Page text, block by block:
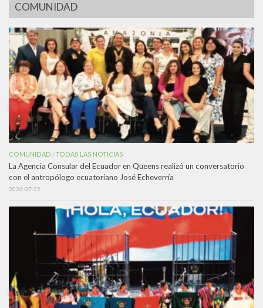
COMUNIDAD
COMUNIDAD /TODAS LAS NOTICIAS
La Agencia Consular del Ecuador en Queens realizó un conversatorio
con el antropólogo ecuatoriano José Echeverría
2026-07-22